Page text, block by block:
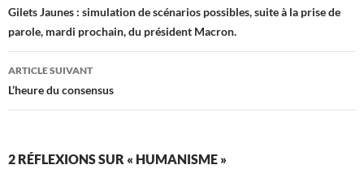
des
articles
Gilets Jaunes : simulation de scénarios possibles, suite à la prise de
parole, mardi prochain, du président Macron.
ARTICLE SUIVANT
L’heure du consensus
2 RÉFLEXIONS SUR « HUMANISME »